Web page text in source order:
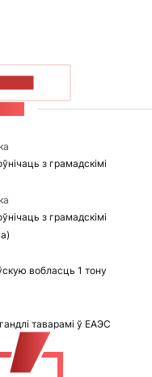
з грамадскімі
з грамадскімі
вобласць 1 тону
таварамі ў ЕАЭС